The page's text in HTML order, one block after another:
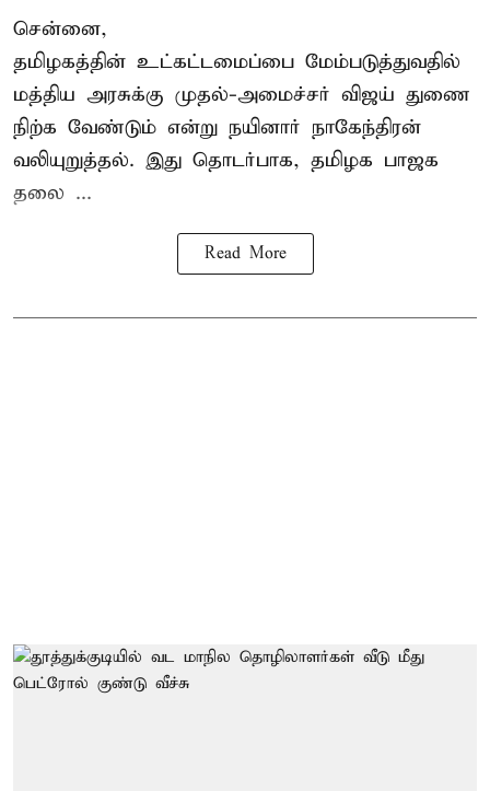
சென்னை,
தமிழகத்தின் உட்கட்டமைப்பை மேம்படுத்துவதில்
மத்திய அரசுக்கு முதல்-அமைச்சர் விஜய் துணை
நிற்க வேண்டும் என்று நயினார் நாகேந்திரன்
வலியுறுத்தல். இது தொடர்பாக, தமிழக பாஜக
தலை ...
Read More